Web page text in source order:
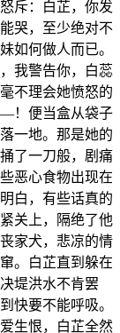
斥：白芷，你发
哭，至少绝对不
如何做人而已。
我警告你，白蕊
不理会她愤怒的
！便当盒从袋子
一地。那是她的
了一刀般，剧痛
恶心食物出现在
白，有些话真的
关上，隔绝了他
家犬，悲凉的情
。白芷直到躲在
堤洪水不肯罢
快要不能呼吸。
生恨，白芷全然